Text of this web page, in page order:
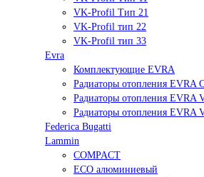
VK-Profil Тип 21
VK-Profil тип 22
VK-Profil тип 33
Evra
Комплектующие EVRA
Радиаторы отопления EVRA
Радиаторы отопления EVRA
Радиаторы отопления EVRA
Federica Bugatti
Lammin
COMPACT
ECO алюминиевый